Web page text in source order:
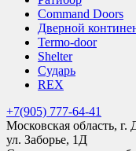
Command Doors
Дверной
Termo-door
Shelter
Сударь
REX
+7(905) 777-64-41
Московская область,
ул. Заборье, 1Д